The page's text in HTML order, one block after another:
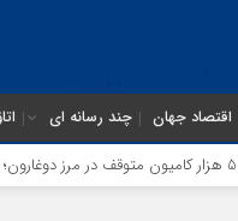
اقتصاد جهان چند رسانه ای